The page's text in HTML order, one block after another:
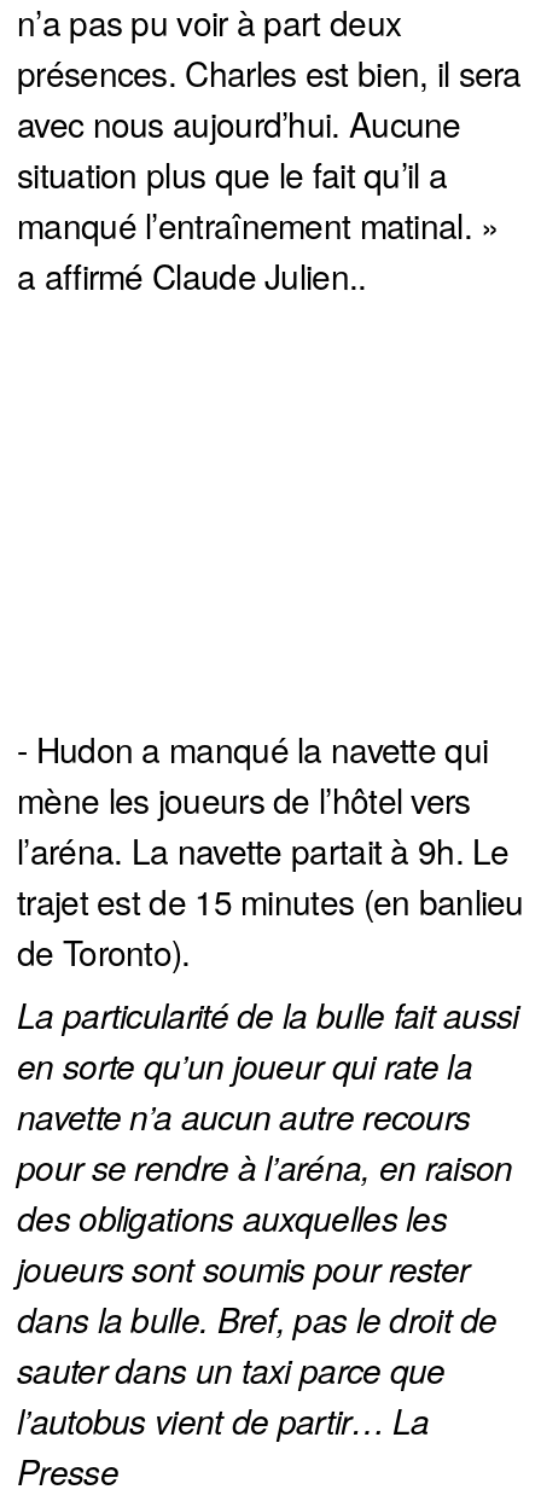
n’a pas pu voir à part deux
présences. Charles est bien, il sera
avec nous aujourd’hui. Aucune
situation plus que le fait qu’il a
manqué l’entraînement matinal. »
a affirmé Claude Julien..
- Hudon a manqué la navette qui
mène les joueurs de l’hôtel vers
l’aréna. La navette partait à 9h. Le
trajet est de 15 minutes (en banlieu
de Toronto).
La particularité de la bulle fait aussi
en sorte qu’un joueur qui rate la
navette n’a aucun autre recours
pour se rendre à l’aréna, en raison
des obligations auxquelles les
joueurs sont soumis pour rester
dans la bulle. Bref, pas le droit de
sauter dans un taxi parce que
l’autobus vient de partir… La
Presse